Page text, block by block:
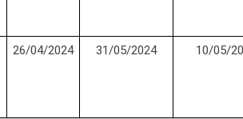
26/04/2024 31/05/2024 10/05/